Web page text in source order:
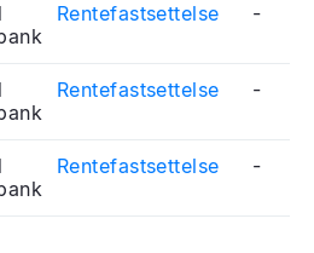
Rentefastsettelse -
Rentefastsettelse -
Rentefastsettelse -